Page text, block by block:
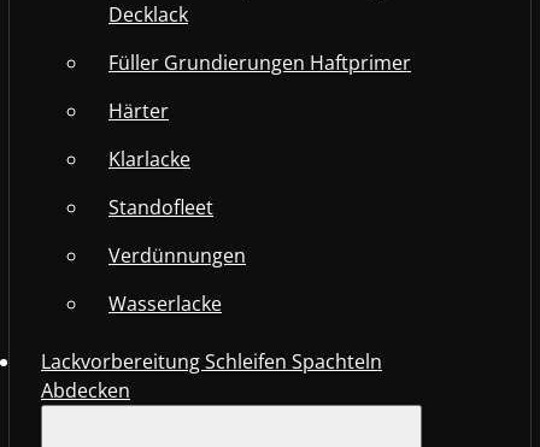
Decklack
Füller Grundierungen Haftprimer
Härter
Klarlacke
Standofleet
Verdünnungen
Wasserlacke
Lackvorbereitung Schleifen Spachteln
Abdecken